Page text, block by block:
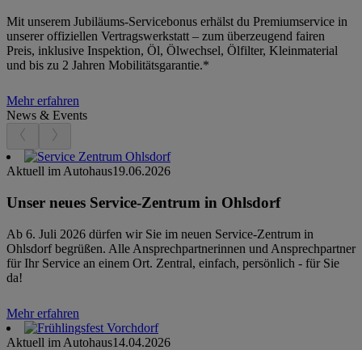
Mit unserem Jubiläums-Servicebonus erhälst du Premiumservice in
unserer offiziellen Vertragswerkstatt – zum überzeugend fairen
Preis, inklusive Inspektion, Öl, Ölwechsel, Ölfilter, Kleinmaterial
und bis zu 2 Jahren Mobilitätsgarantie.*
Mehr erfahren
News & Events
Aktuell im Autohaus19.06.2026
Unser neues Service-Zentrum in Ohlsdorf
Ab 6. Juli 2026 dürfen wir Sie im neuen Service-Zentrum in
Ohlsdorf begrüßen. Alle Ansprechpartnerinnen und Ansprechpartner
für Ihr Service an einem Ort. Zentral, einfach, persönlich - für Sie
da!
Mehr erfahren
Aktuell im Autohaus14.04.2026